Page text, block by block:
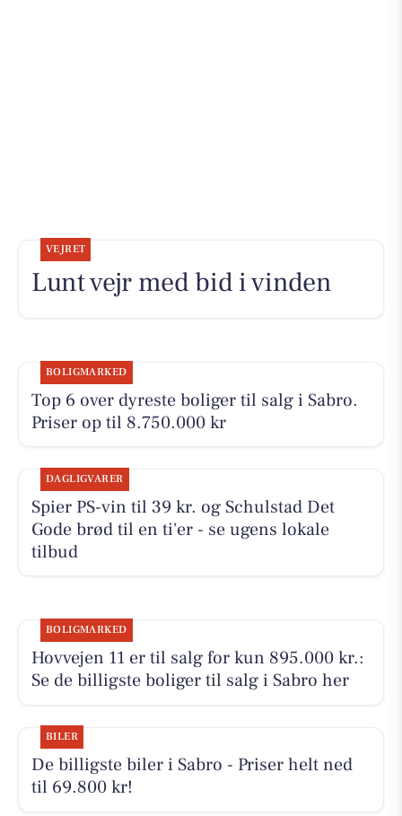
VEJRET
Lunt vejr med bid i vinden
BOLIGMARKED
Top 6 over dyreste boliger til salg i Sabro.
Priser op til 8.750.000 kr
DAGLIGVARER
Spier PS-vin til 39 kr. og Schulstad Det
Gode brød til en ti'er - se ugens lokale
tilbud
BOLIGMARKED
Hovvejen 11 er til salg for kun 895.000 kr.:
Se de billigste boliger til salg i Sabro her
BILER
De billigste biler i Sabro - Priser helt ned
til 69.800 kr!